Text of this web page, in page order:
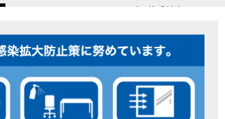
CB400 SUPER FORE E-Clutchご予約受付中！
【Hondaバイク】【タイヤ交換】鈍感な私が初めて性
7/4・5 鈴鹿８時間耐久ロードレースTSRを一緒に応援
KOOD クロモリアクスルシャフトお客様のバイクで体感
【三重→香川】このバイク、なんだと思いますか？【
“コカ・コーラ”鈴鹿８時間耐久ロードレース 第47回